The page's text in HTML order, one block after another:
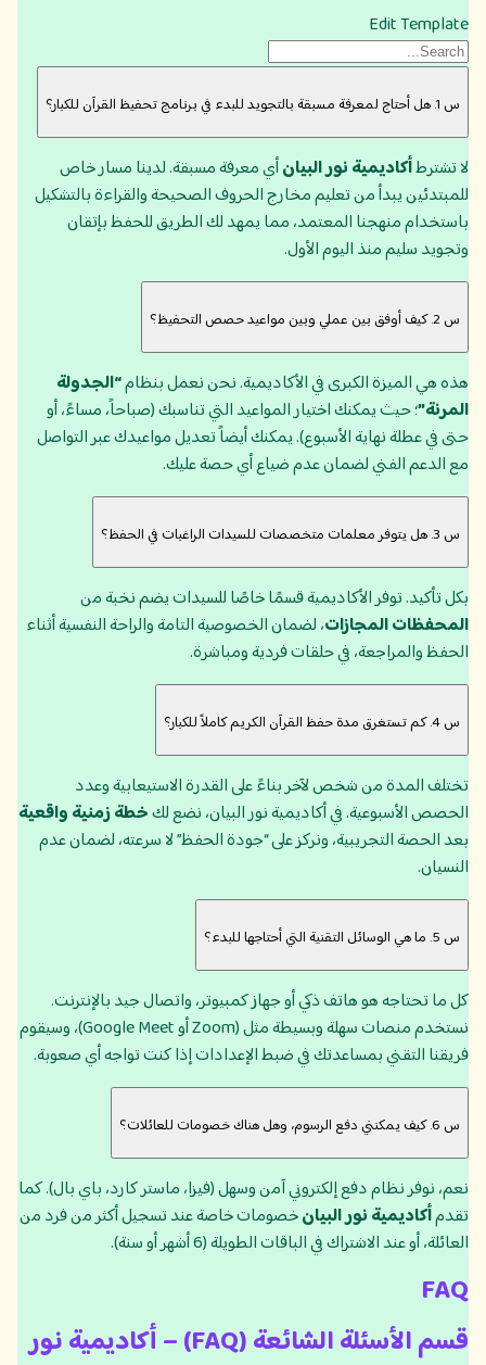
Edit Template
س 1. هل أحتاج لمعرفة مسبقة بالتجويد للبدء في برنامج تحفيظ القرآن للكبار؟
لا تشترطأكاديمية نور البيانأي معرفة مسبقة. لدينا مسار خاص
للمبتدئين يبدأ من تعليم مخارج الحروف الصحيحة والقراءة بالتشكيل
باستخدام منهجنا المعتمد، مما يمهد لك الطريق للحفظ بإتقان
وتجويد سليم منذ اليوم الأول.
س 2. كيف أوفق بين عملي وبين مواعيد حصص التحفيظ؟
هذه هي الميزة الكبرى في الأكاديمية. نحن نعمل بنظام“الجدولة
المرنة”؛ حيث يمكنك اختيار المواعيد التي تناسبك (صباحاً، مساءً، أو
حتى في عطلة نهاية الأسبوع). يمكنك أيضاً تعديل مواعيدك عبر التواصل
مع الدعم الفني لضمان عدم ضياع أي حصة عليك.
س 3. هل يتوفر معلمات متخصصات للسيدات الراغبات في الحفظ؟
بكل تأكيد. توفر الأكاديمية قسمًا خاصًا للسيدات يضم نخبة من
المحفظات المجازات، لضمان الخصوصية التامة والراحة النفسية أثناء
الحفظ والمراجعة، في حلقات فردية ومباشرة.
س 4. كم تستغرق مدة حفظ القرآن الكريم كاملاً للكبار؟
تختلف المدة من شخص لآخر بناءً على القدرة الاستيعابية وعدد
الحصص الأسبوعية. في أكاديمية نور البيان، نضع لكخطة زمنية واقعية
بعد الحصة التجريبية، ونركز على “جودة الحفظ” لا سرعته، لضمان عدم
النسيان.
س 5. ما هي الوسائل التقنية التي أحتاجها للبدء؟
كل ما تحتاجه هو هاتف ذكي أو جهاز كمبيوتر، واتصال جيد بالإنترنت.
نستخدم منصات سهلة وبسيطة مثل (Zoom أو Google Meet)، وسيقوم
فريقنا التقني بمساعدتك في ضبط الإعدادات إذا كنت تواجه أي صعوبة.
س 6. كيف يمكنني دفع الرسوم، وهل هناك خصومات للعائلات؟
نعم، نوفر نظام دفع إلكتروني آمن وسهل (فيزا، ماستر كارد، باي بال). كما
تقدمأكاديمية نور البيانخصومات خاصة عند تسجيل أكثر من فرد من
العائلة، أو عند الاشتراك في الباقات الطويلة (6 أشهر أو سنة).
FAQ
قسم الأسئلة الشائعة (FAQ) – أكاديمية نور